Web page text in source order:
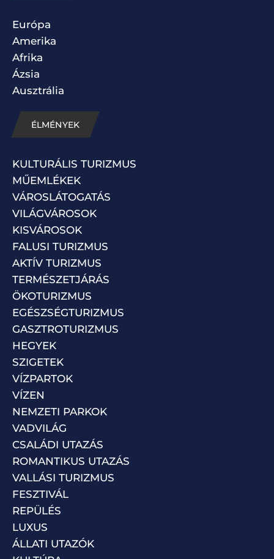
Európa
Amerika
Afrika
Ázsia
Ausztrália
ÉLMÉNYEK
KULTURÁLIS TURIZMUS
MŰEMLÉKEK
VÁROSLÁTOGATÁS
VILÁGVÁROSOK
KISVÁROSOK
FALUSI TURIZMUS
AKTÍV TURIZMUS
TERMÉSZETJÁRÁS
ÖKOTURIZMUS
EGÉSZSÉGTURIZMUS
GASZTROTURIZMUS
HEGYEK
SZIGETEK
VÍZPARTOK
VÍZEN
NEMZETI PARKOK
VADVILÁG
CSALÁDI UTAZÁS
ROMANTIKUS UTAZÁS
VALLÁSI TURIZMUS
FESZTIVÁL
REPÜLÉS
LUXUS
ÁLLATI UTAZÓK